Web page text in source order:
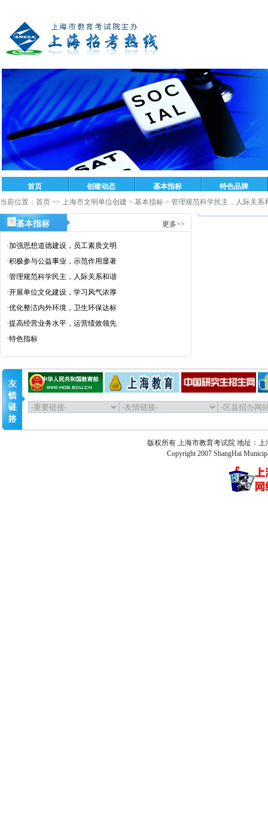
当前位置： 首页 >> 上海市文明单位创建 > 基本指标 > 管理规范科学民主，人际关系
基本指标 更多>>
·加强思想道德建设，员工素质文明
·积极参与公益事业，示范作用显著
·管理规范科学民主，人际关系和谐
·开展单位文化建设，学习风气浓厚
·优化整洁内外环境，卫生环保达标
·提高经营业务水平，运营绩效领先
·特色指标